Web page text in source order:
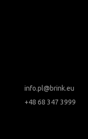
info.pl@brink.eu
+48 68 347 3999